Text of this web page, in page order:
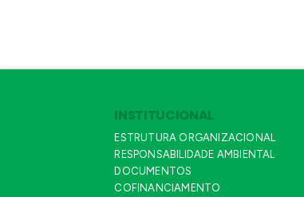
INSTITUCIONAL
ESTRUTURA ORGANIZACIONAL
RESPONSABILIDADE AMBIENTAL
DOCUMENTOS
COFINANCIAMENTO